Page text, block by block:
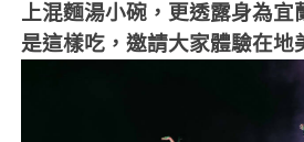
上混麵湯小碗，更透露身為宜
是這樣吃，邀請大家體驗在地